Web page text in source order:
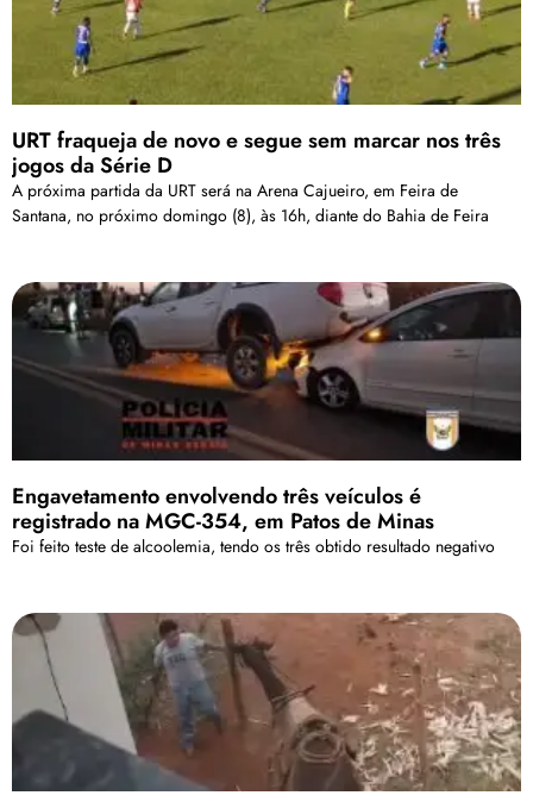
URT fraqueja de novo e segue sem marcar nos três
jogos da Série D
A próxima partida da URT será na Arena Cajueiro, em Feira de
Santana, no próximo domingo (8), às 16h, diante do Bahia de Feira
Engavetamento envolvendo três veículos é
registrado na MGC-354, em Patos de Minas
Foi feito teste de alcoolemia, tendo os três obtido resultado negativo